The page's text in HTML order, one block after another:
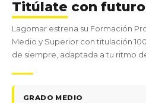
Titúlate con
Lagomar estrena su Formación
Medio y Superior con titulación
de siempre, adaptada a tu ritmo
GRADO MEDIO